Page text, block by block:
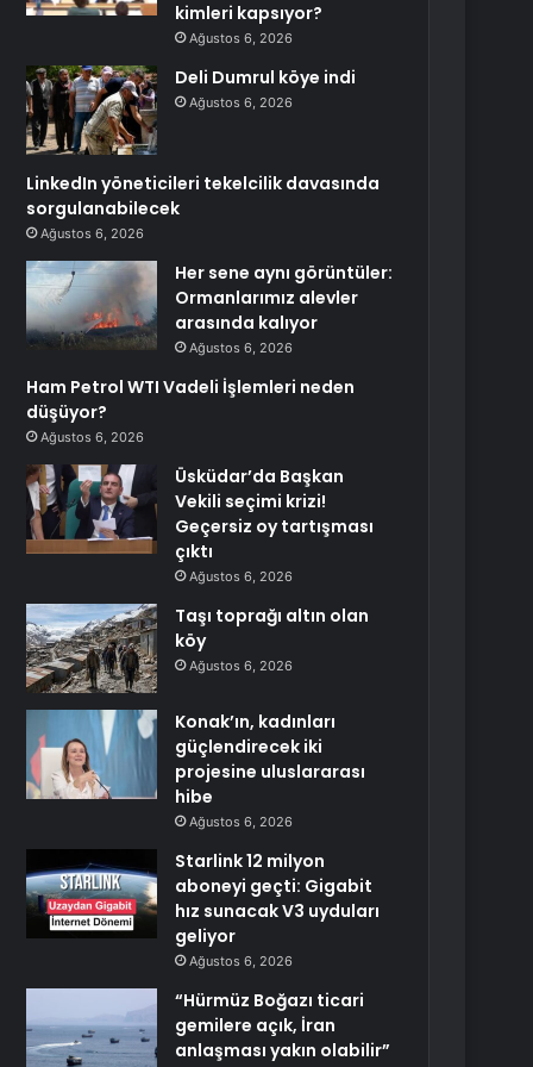
kimleri kapsıyor?
Ağustos 6, 2026
Deli Dumrul köye indi
Ağustos 6, 2026
LinkedIn yöneticileri tekelcilik davasında
sorgulanabilecek
Ağustos 6, 2026
Her sene aynı görüntüler:
Ormanlarımız alevler
arasında kalıyor
Ağustos 6, 2026
Ham Petrol WTI Vadeli İşlemleri neden
düşüyor?
Ağustos 6, 2026
Üsküdar’da Başkan
Vekili seçimi krizi!
Geçersiz oy tartışması
çıktı
Ağustos 6, 2026
Taşı toprağı altın olan
köy
Ağustos 6, 2026
Konak’ın, kadınları
güçlendirecek iki
projesine uluslararası
hibe
Ağustos 6, 2026
Starlink 12 milyon
aboneyi geçti: Gigabit
hız sunacak V3 uyduları
geliyor
Ağustos 6, 2026
“Hürmüz Boğazı ticari
gemilere açık, İran
anlaşması yakın olabilir”